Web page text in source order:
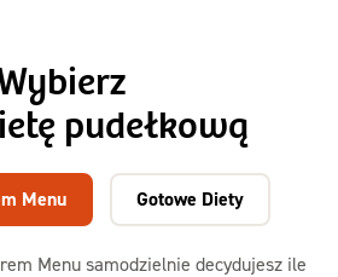
pudełkową
Menu samodzielnie decydujesz ile
Menu Gotowe Diety